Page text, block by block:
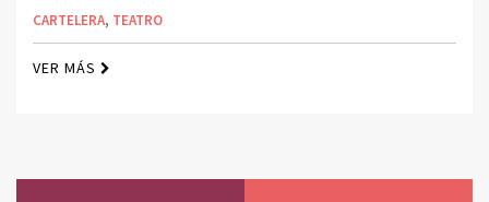
CARTELERA, TEATRO
VER MÁS